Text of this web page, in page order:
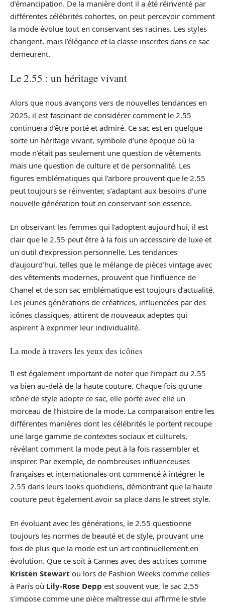
d’émancipation. De la manière dont il a été réinventé par
différentes célébrités cohortes, on peut percevoir comment
la mode évolue tout en conservant ses racines. Les styles
changent, mais l’élégance et la classe inscrites dans ce sac
demeurent.
Le 2.55 : un héritage vivant
Alors que nous avançons vers de nouvelles tendances en
2025, il est fascinant de considérer comment le 2.55
continuera d’être porté et admiré. Ce sac est en quelque
sorte un héritage vivant, symbole d’une époque où la
mode n’était pas seulement une question de vêtements
mais une question de culture et de personnalité. Les
figures emblématiques qui l’arbore prouvent que le 2.55
peut toujours se réinventer, s’adaptant aux besoins d’une
nouvelle génération tout en conservant son essence.
En observant les femmes qui l’adoptent aujourd’hui, il est
clair que le 2.55 peut être à la fois un accessoire de luxe et
un outil d’expression personnelle. Les tendances
d’aujourd’hui, telles que le mélange de pièces vintage avec
des vêtements modernes, prouvent que l’influence de
Chanel et de son sac emblématique est toujours d’actualité.
Les jeunes générations de créatrices, influencées par des
icônes classiques, attirent de nouveaux adeptes qui
aspirent à exprimer leur individualité.
La mode à travers les yeux des icônes
Il est également important de noter que l’impact du 2.55
va bien au-delà de la haute couture. Chaque fois qu’une
icône de style adopte ce sac, elle porte avec elle un
morceau de l’histoire de la mode. La comparaison entre les
différentes manières dont les célébrités le portent recoupe
une large gamme de contextes sociaux et culturels,
révélant comment la mode peut à la fois rassembler et
inspirer. Par exemple, de nombreuses influenceuses
françaises et internationales ont commencé à intégrer le
2.55 dans leurs looks quotidiens, démontrant que la haute
couture peut également avoir sa place dans le street style.
En évoluant avec les générations, le 2.55 questionne
toujours les normes de beauté et de style, prouvant une
fois de plus que la mode est un art continuellement en
évolution. Que ce soit à Cannes avec des actrices comme
Kristen Stewart ou lors de Fashion Weeks comme celles
à Paris où Lily-Rose Depp est souvent vue, le sac 2.55
s’impose comme une pièce maîtresse qui affirme le style